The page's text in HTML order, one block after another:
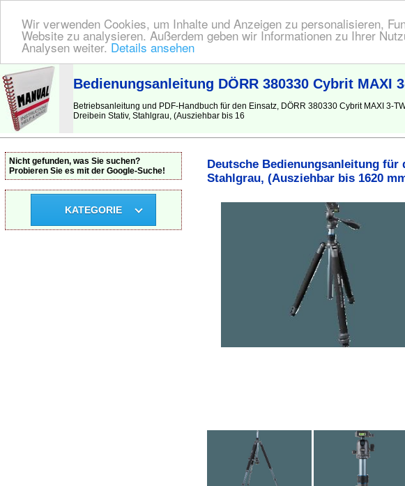
Wir verwenden Cookies, um Inhalte und Anzeigen zu personalisieren,
Website zu analysieren. Außerdem geben wir Informationen zu Ihrer
Analysen weiter. Details ansehen
BEDIENUNGSANLEITUNG | Hier finden Sie die deutsche Anleitung!
Bedienungsanleitung DÖRR 380330 Cybrit MAXI
Betriebsanleitung und PDF-Handbuch für den Einsatz, DÖRR 380330 Cybrit MAXI 3-
Dreibein Stativ, Stahlgrau, (Ausziehbar bis 16
Deutsche Bedienungsanleitung für
Stahlgrau, (Ausziehbar bis 1620
Nicht gefunden, was Sie suchen?
Probieren Sie es mit der Google-Suche!
KATEGORIE